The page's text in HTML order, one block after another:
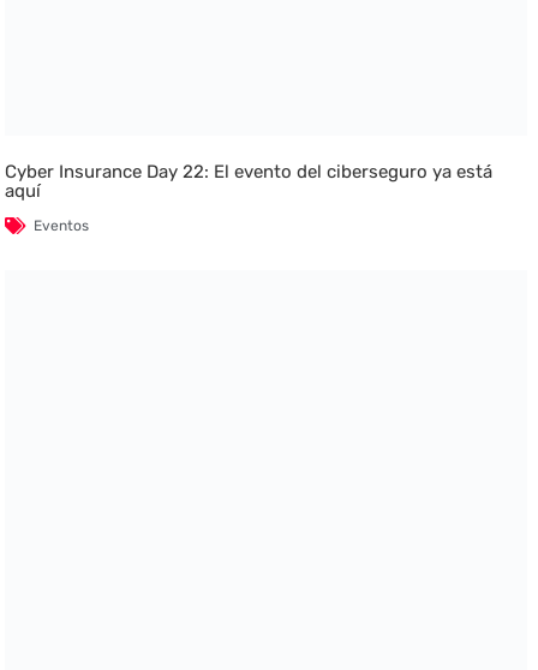
Cyber Insurance Day 22: El evento del ciberseguro ya está
aquí
Eventos